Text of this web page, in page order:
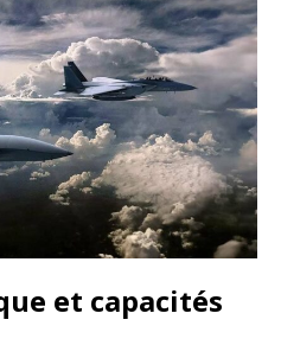
et capacités